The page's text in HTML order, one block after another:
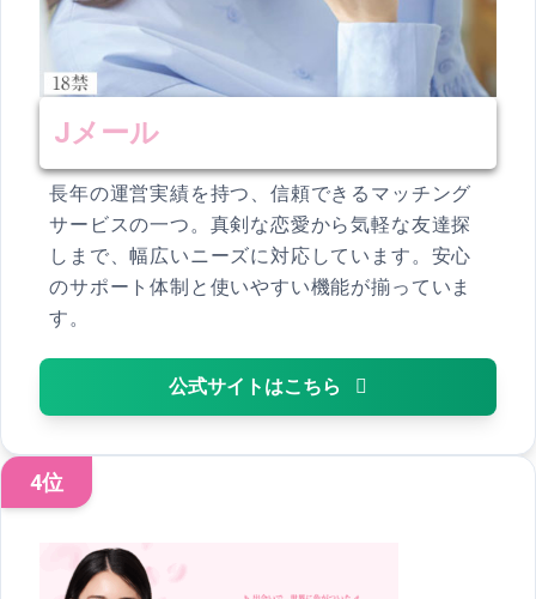
Jメール
長年の運営実績を持つ、信頼できるマッチング
サービスの一つ。真剣な恋愛から気軽な友達探
しまで、幅広いニーズに対応しています。安心
のサポート体制と使いやすい機能が揃っていま
す。
公式サイトはこちら
4位